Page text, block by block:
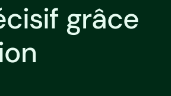
grâce